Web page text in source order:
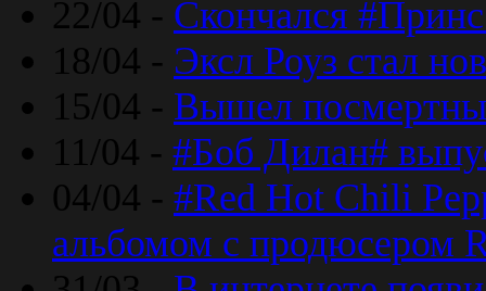
22/04 - Скончался
18/04 - Эксл Роуз стал
15/04 - Вышел
11/04 - #Боб Дилан#
04/04 - #Red Hot Chili
альбомом с продюсером